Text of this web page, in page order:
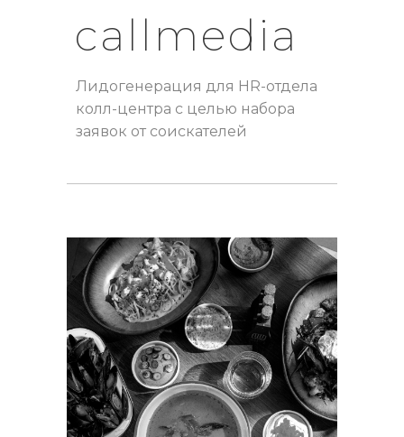
callmedia
Лидогенерация для HR-отдела
колл-центра с целью набора
заявок от соискателей